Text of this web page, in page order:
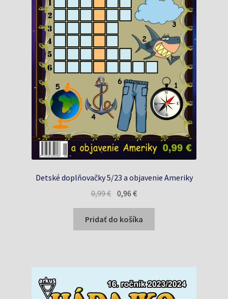
Detské doplňovačky 5/23 a objavenie Ameriky
0,99€ Pôvodná
bola:
0,99 €.
0,96€Aktuálna
je:
0,96 €.
Pridať do košíka